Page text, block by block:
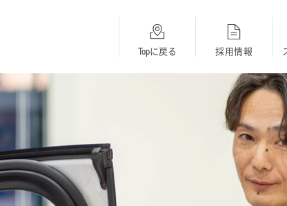
Topに戻る
採用Topに戻る
採用情報